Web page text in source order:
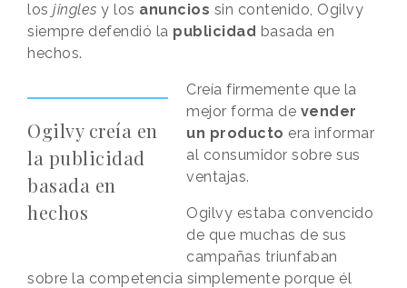
los jingles y los anuncios sin contenido, Ogilvy
siempre defendió la publicidad basada en
hechos.
Ogilvy creía en
la publicidad
basada en
hechos
Creía firmemente que la
mejor forma de vender
un producto era informar
al consumidor sobre sus
ventajas.
Ogilvy estaba convencido
de que muchas de sus
campañas triunfaban
sobre la competencia simplemente porque él